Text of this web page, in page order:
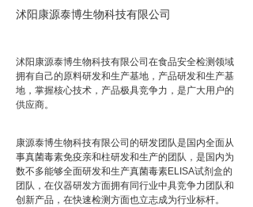
沭阳康源泰博生物科技有限公司
沭阳康源泰博生物科技有限公司在食品安全检测领域
拥有自己的原料研发和生产基地，产品研发和生产基
地，掌握核心技术，产品极具竞争力，是广大用户的
供应商。
康源泰博生物科技有限公司的研发团队是国内全面从
事真菌毒素免疫亲和柱研发和生产的团队，是国内为
数不多能够全面研发和生产真菌毒素ELISA试剂盒的
团队，在仪器研发方面拥有同行业中具竞争力团队和
创新产品，在快速检测方面也立志成为行业标杆。